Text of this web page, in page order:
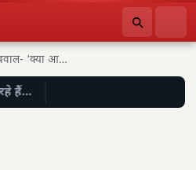
भगवंत मान के बयान पर बवाल- ‘क्या आप…
हैं…